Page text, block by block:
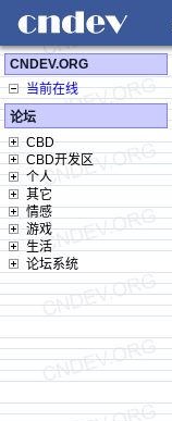
CNDEV.ORG
当前在线
论坛
CBD
CBD开发区
个人
其它
情感
游戏
生活
论坛系统